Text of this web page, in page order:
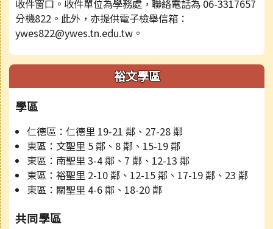
收件窗口。收件單位為學務處，聯絡電話為 06-3317657
分機822。此外，亦提供電子檢舉信箱：
ywes822@ywes.tn.edu.tw。
裕文學區
學區
仁德區：仁德里 19-21 鄰、27-28 鄰
東區：文聖里 5 鄰、8 鄰、15-19 鄰
東區：南聖里 3-4 鄰、7 鄰、12-13 鄰
東區：裕聖里 2-10 鄰、12-15 鄰、17-19 鄰、23 鄰
東區：關聖里 4-6 鄰、18-20 鄰
共同學區